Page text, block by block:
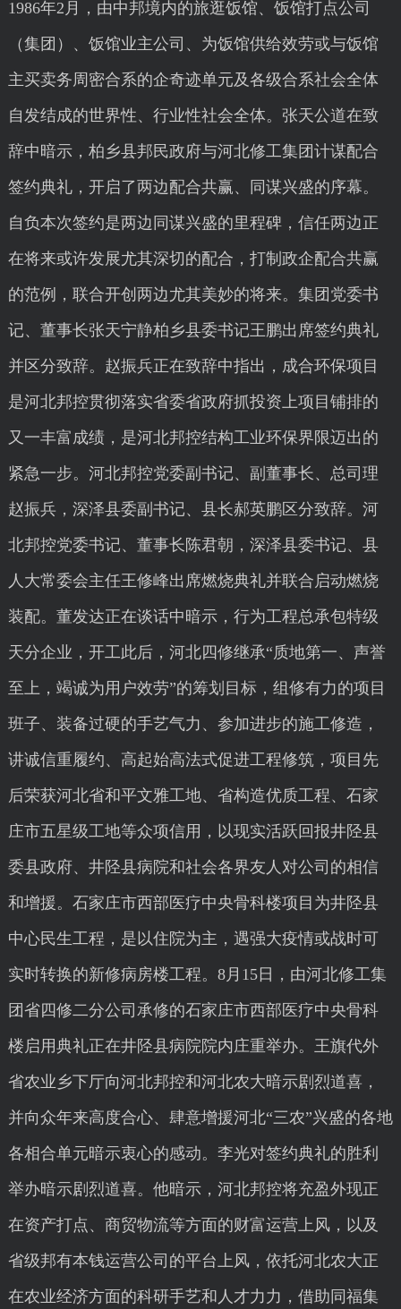
1986年2月，由中邦境内的旅逛饭馆、饭馆打点公司
（集团）、饭馆业主公司、为饭馆供给效劳或与饭馆
主买卖务周密合系的企奇迹单元及各级合系社会全体
自发结成的世界性、行业性社会全体。张天公道在致
辞中暗示，柏乡县邦民政府与河北修工集团计谋配合
签约典礼，开启了两边配合共赢、同谋兴盛的序幕。
自负本次签约是两边同谋兴盛的里程碑，信任两边正
在将来或许发展尤其深切的配合，打制政企配合共赢
的范例，联合开创两边尤其美妙的将来。集团党委书
记、董事长张天宁静柏乡县委书记王鹏出席签约典礼
并区分致辞。赵振兵正在致辞中指出，成合环保项目
是河北邦控贯彻落实省委省政府抓投资上项目铺排的
又一丰富成绩，是河北邦控结构工业环保界限迈出的
紧急一步。河北邦控党委副书记、副董事长、总司理
赵振兵，深泽县委副书记、县长郝英鹏区分致辞。河
北邦控党委书记、董事长陈君朝，深泽县委书记、县
人大常委会主任王修峰出席燃烧典礼并联合启动燃烧
装配。董发达正在谈话中暗示，行为工程总承包特级
天分企业，开工此后，河北四修继承“质地第一、声誉
至上，竭诚为用户效劳”的筹划目标，组修有力的项目
班子、装备过硬的手艺气力、参加进步的施工修造，
讲诚信重履约、高起始高法式促进工程修筑，项目先
后荣获河北省和平文雅工地、省构造优质工程、石家
庄市五星级工地等众项信用，以现实活跃回报井陉县
委县政府、井陉县病院和社会各界友人对公司的相信
和增援。石家庄市西部医疗中央骨科楼项目为井陉县
中心民生工程，是以住院为主，遇强大疫情或战时可
实时转换的新修病房楼工程。8月15日，由河北修工集
团省四修二分公司承修的石家庄市西部医疗中央骨科
楼启用典礼正在井陉县病院院内庄重举办。王旗代外
省农业乡下厅向河北邦控和河北农大暗示剧烈道喜，
并向众年来高度合心、肆意增援河北“三农”兴盛的各地
各相合单元暗示衷心的感动。李光对签约典礼的胜利
举办暗示剧烈道喜。他暗示，河北邦控将充盈外现正
在资产打点、商贸物流等方面的财富运营上风，以及
省级邦有本钱运营公司的平台上风，依托河北农大正
在农业经济方面的科研手艺和人才力力，借助同福集